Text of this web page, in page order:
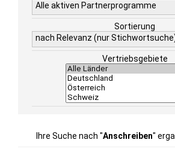
Alle aktiven Partnerprogramme
Sortierung
nach Relevanz (nur
Vertriebsgebiete
Ihre Suche nach "Anschreiben"